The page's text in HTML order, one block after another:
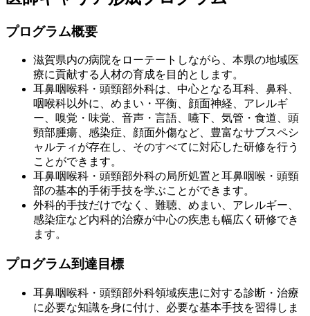
プログラム概要
滋賀県内の病院をローテートしながら、本県の地域医
療に貢献する人材の育成を目的とします。
耳鼻咽喉科・頭頸部外科は、中心となる耳科、鼻科、
咽喉科以外に、めまい・平衡、顔面神経、アレルギ
ー、嗅覚・味覚、音声・言語、嚥下、気管・食道、頭
頸部腫瘍、感染症、顔面外傷など、豊富なサブスペシ
ャルティが存在し、そのすべてに対応した研修を行う
ことができます。
耳鼻咽喉科・頭頸部外科の局所処置と耳鼻咽喉・頭頸
部の基本的手術手技を学ぶことができます。
外科的手技だけでなく、難聴、めまい、アレルギー、
感染症など内科的治療が中心の疾患も幅広く研修でき
ます。
プログラム到達目標
耳鼻咽喉科・頭頸部外科領域疾患に対する診断・治療
に必要な知識を身に付け、必要な基本手技を習得しま